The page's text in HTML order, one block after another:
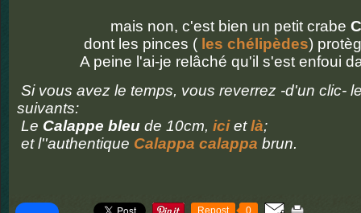
mais non, c'est bien un petit crabe
dont les pinces ( les chélipèdes)
A peine l'ai-je relâché qu'il s'est enfoui
Si vous avez le temps, vous reverrez -d'un clic-
suivants:
Le Calappe bleu de 10cm, icietlà;
et l''authentique Calappa calappa brun.
Repost 0